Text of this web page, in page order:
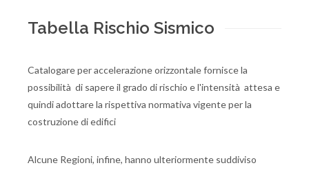
Tabella Rischio Sismico
Catalogare per accelerazione orizzontale fornisce la
possibilità di sapere il grado di rischio e l'intensità attesa e
quindi adottare la rispettiva normativa vigente per la
costruzione di edifici
Alcune Regioni, infine, hanno ulteriormente suddiviso